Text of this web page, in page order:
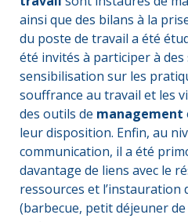
ainsi que des bilans à la
du poste de travail a été
été invités à participer à des
sensibilisation sur les
souffrance au travail et les
des outils de management
leur disposition. Enfin, au
communication, il a été
davantage de liens avec le
ressources et l’instauration
(barbecue, petit déjeuner de